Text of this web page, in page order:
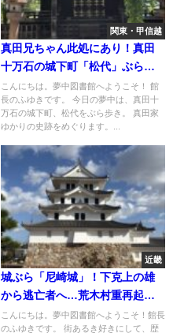
関東・甲信越
真田兄ちゃん此処にあり！真田
十万石の城下町「松代」ぶら歩
き
こんにちは。夢中図書館へようこそ！ 館
長のふゆきです。 今日の夢中は、真田十
万石の城下町、松代をぶら歩き。 真田家
ゆかりの史跡をめぐります。...
近畿
城ぶら「尼崎城」！下克上の雄
から逃亡者へ…荒木村重再起の
地に待っていた悲劇とは
こんにちは。夢中図書館へようこそ！館長
のふゆきです。 街あるき好きにして、歴